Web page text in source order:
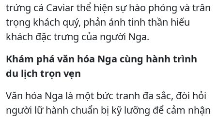
trứng cá Caviar thể hiện sự hào phóng và trân
trọng khách quý, phản ánh tinh thần hiếu
khách đặc trưng của người Nga.
Khám phá văn hóa Nga cùng hành trình
du lịch trọn vẹn
Văn hóa Nga là một bức tranh đa sắc, đòi hỏi
người lữ hành chuẩn bị kỹ lưỡng để cảm nhận